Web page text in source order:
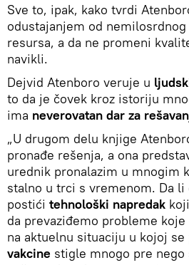
Sve to, ipak, kako tvrdi
odustajanjem od
resursa, a da ne promeni
navikli.
Dejvid Atenboro veruje u
to da je čovek kroz istoriju
ima neverovatan dar za
„U drugom delu knjige
pronađe rešenja, a ona
urednik pronalazim u mnogim
stalno u trci s vremenom. Da
postići tehnološki napredak
da prevaziđemo probleme
na aktuelnu situaciju u kojoj se
vakcine stigle mnogo pre